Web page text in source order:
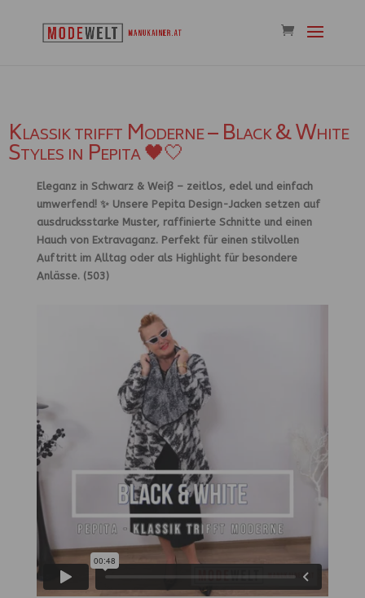
Klassik trifft Moderne – Black & White
Styles in Pepita 🖤🤍
Eleganz in Schwarz & Weiß – zeitlos, edel und einfach
umwerfend!✨ Unsere Pepita Design-Jackensetzen auf
ausdrucksstarke Muster, raffinierte Schnitte und einen
Hauch von Extravaganz. Perfekt für einen stilvollen
Auftritt im Alltag oder als Highlight für besondere
Anlässe. (503)